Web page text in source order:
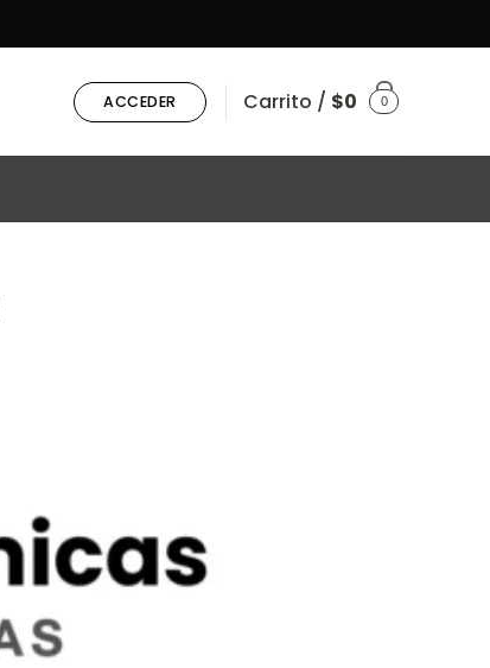
ACCEDER Carrito / $0 0